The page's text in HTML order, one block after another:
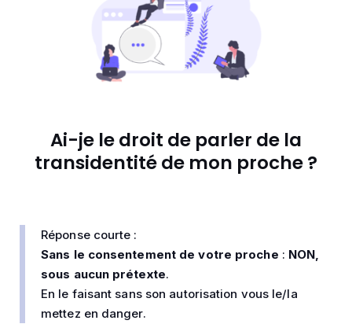
Ai-je le droit de parler de la
transidentité de mon proche ?
Réponse courte :
Sans le consentement de votre proche : NON,
sous aucun prétexte.
En le faisant sans son autorisation vous le/la
mettez en danger.